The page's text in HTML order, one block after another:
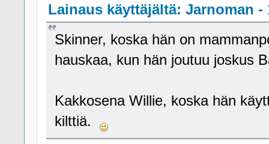
Lainaus käyttäjältä: Jarnoman -
Skinner, koska hän on
hauskaa, kun hän joutuu joskus
Kakkosena Willie, koska hän
kilttiä.